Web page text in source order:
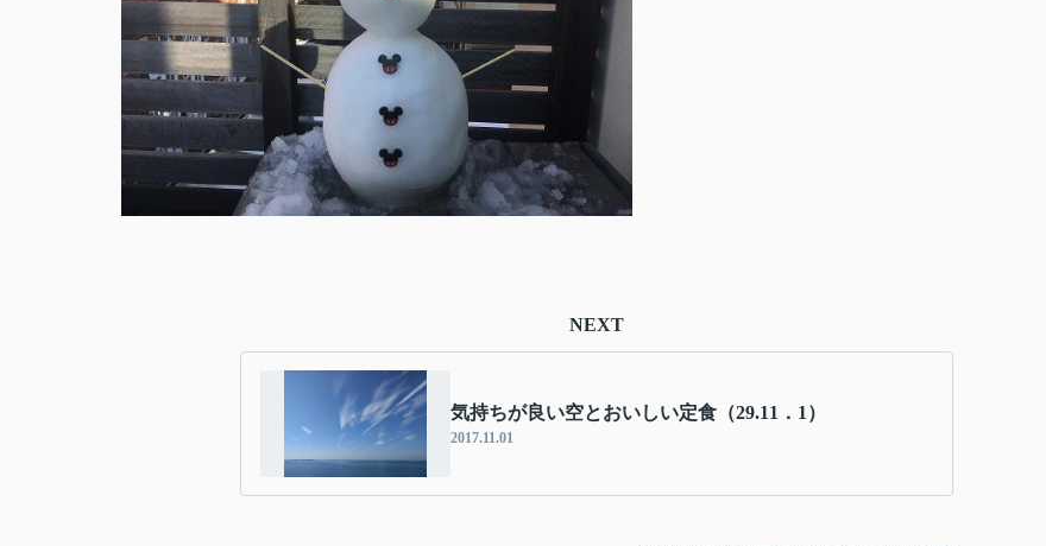
NEXT
気持ちが良い空とおいしい定食（29.11．1）
2017.11.01